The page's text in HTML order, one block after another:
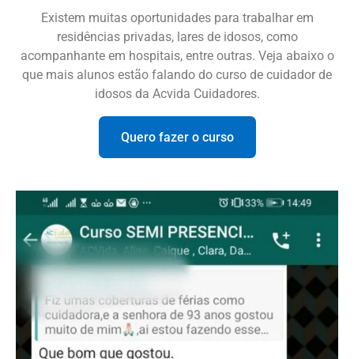
Existem muitas oportunidades para trabalhar em
residências privadas, lares de idosos, como
acompanhante em hospitais, entre outras. Veja abaixo o
que mais alunos estão falando do curso de cuidador de
idosos da Acvida Cuidadores.
Quero fazer o curso